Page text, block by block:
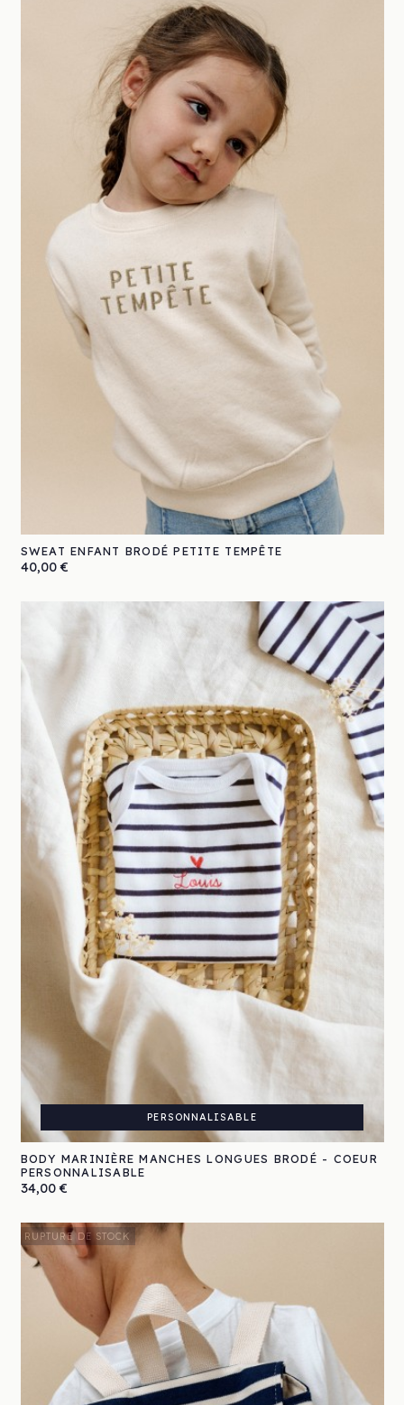
SWEAT ENFANT BRODÉ PETITE TEMPÊTE
Prix
40,00 €
PERSONNALISABLE
BODY MARINIÈRE MANCHES LONGUES BRODÉ - COEUR
PERSONNALISABLE
Prix
34,00 €
RUPTURE DE STOCK